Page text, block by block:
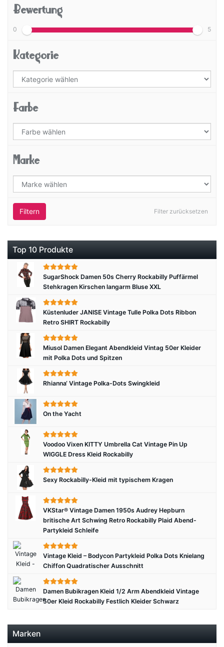
Bewertung
0 5
Kategorie
Farbe
Marke
Filter zurücksetzen
Filtern
Top 10 Produkte
SugarShock Damen 50s Cherry Rockabilly Puffärmel
Stehkragen Kirschen langarm Bluse XXL
Küstenluder JANISE Vintage Tulle Polka Dots Ribbon
Retro SHIRT Rockabilly
Miusol Damen Elegant Abendkleid Vintag 50er Kleider
mit Polka Dots und Spitzen
Rhianna‘ Vintage Polka-Dots Swingkleid
On the Yacht
Voodoo Vixen KITTY Umbrella Cat Vintage Pin Up
WIGGLE Dress Kleid Rockabilly
Sexy Rockabilly-Kleid mit typischem Kragen
VKStar® Vintage Damen 1950s Audrey Hepburn
britische Art Schwing Retro Rockabilly Plaid Abend-
Partykleid Schleife
Vintage Kleid – Bodycon Partykleid Polka Dots Knielang
Chiffon Quadratischer Ausschnitt
Damen Bubikragen Kleid 1/2 Arm Abendkleid Vintage
50er Kleid Rockabilly Festlich Kleider Schwarz
Marken